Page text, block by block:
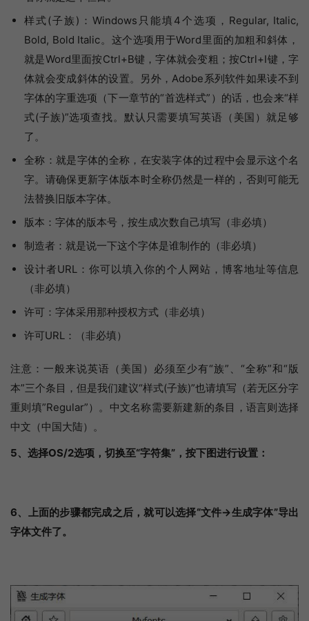
样式(子族)：Windows只能填4个选项，Regular, Italic,
Bold, Bold Italic。这个选项用于Word里面的加粗和斜体，
就是Word里面按Ctrl+B键，字体就会变粗；按Ctrl+I键，字
体就会变成斜体的设置。另外，Adobe系列软件如果读不到
字体的字重选项（下一章节的“首选样式”）的话，也会来“样
式(子族)”选项查找。默认只需要填写英语（美国）就足够
了。
全称：就是字体的全称，在安装字体的过程中会显示这个名
字。请确保更新字体版本时全称仍然是一样的，否则可能无
法替换旧版本字体。
版本：字体的版本号，按生成次数自己填写（非必填）
制造者：就是说一下这个字体是谁制作的（非必填）
设计者URL：你可以填入你的个人网站，博客地址等信息
（非必填）
许可：字体采用那种授权方式（非必填）
许可URL：（非必填）
注意：一般来说英语（美国）必须至少有“族”、“全称”和“版
本”三个条目，但是我们建议“样式(子族)”也请填写（若无区分字
重则填”Regular”）。中文名称需要新建新的条目，语言则选择
中文（中国大陆）。
5、选择OS/2选项，切换至“字符集”，按下图进行设置：
6、上面的步骤都完成之后，就可以选择“文件->生成字体”导出
字体文件了。